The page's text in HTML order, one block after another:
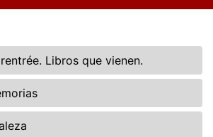
Libros que vienen.